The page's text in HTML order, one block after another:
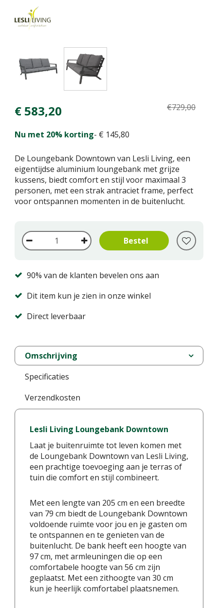
€729,00
€ 583,20
Nu met 20% korting- € 145,80
De Loungebank Downtown van Lesli Living, een
eigentijdse aluminium loungebank met grijze
kussens, biedt comfort en stijl voor maximaal 3
personen, met een strak antraciet frame, perfect
voor ontspannen momenten in de buitenlucht.
90% van de klanten bevelen ons aan
Dit item kun je zien in onze winkel
Direct leverbaar
Omschrijving
Specificaties
Verzendkosten
Lesli Living Loungebank Downtown
Laat je buitenruimte tot leven komen met
de Loungebank Downtown van Lesli Living,
een prachtige toevoeging aan je terras of
tuin die comfort en stijl combineert.
Met een lengte van 205 cm en een breedte
van 79 cm biedt de Loungebank Downtown
voldoende ruimte voor jou en je gasten om
te ontspannen en te genieten van de
buitenlucht. De bank heeft een hoogte van
97 cm, met armleuningen die op een
comfortabele hoogte van 56 cm zijn
geplaatst. Met een zithoogte van 30 cm
kun je heerlijk comfortabel plaatsnemen.